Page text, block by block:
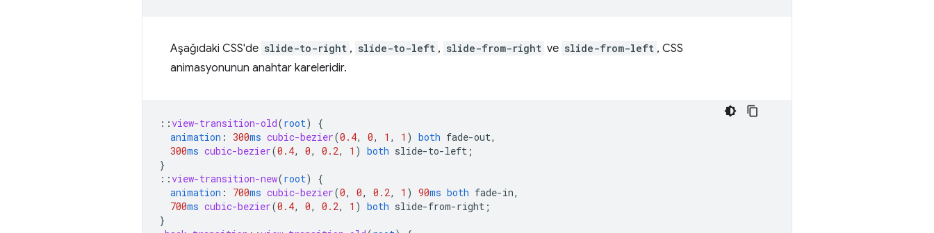
Aşağıdaki CSS'de slide-to-right , slide-to-left , slide-from-right ve slide-from-left , CSS
animasyonunun anahtar kareleridir.
::view-transition-old(root)
{
animation : 300ms cubic-bezier(0.4, 0, 1 , 1 ) both fade-out,
300ms cubic-bezier(0.4, 0, 0.2, 1 ) both slide-to-left ;
}
::view-transition-new(root)
{
animation : 700ms cubic-bezier(0, 0, 0.2, 1 ) 90ms both fade-in,
700ms cubic-bezier(0.4, 0, 0.2, 1 ) both slide-from-right ;
}